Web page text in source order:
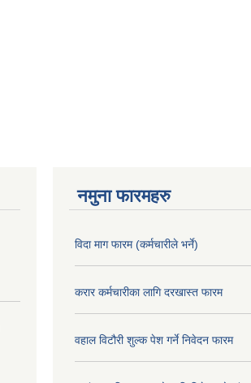
नमुना फारमहरु
विदा माग फारम (कर्मचारीले भर्ने)
करार कर्मचारीका लागि दरखास्त फारम
वहाल विटौरी शुल्क पेश गर्ने निवेदन फारम